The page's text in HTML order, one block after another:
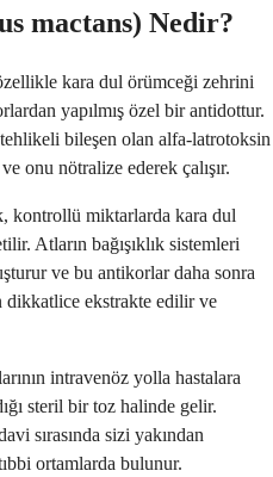
mactans) Nedir?
kara dul örümceği zehrini
yapılmış özel bir antidottur.
bileşen olan alfa-latrotoksin
onu nötralize ederek çalışır.
kontrollü miktarlarda kara dul
Atların bağışıklık sistemleri
ve bu antikorlar daha sonra
dikkatlice ekstrakte edilir ve
intravenöz yolla hastalara
steril bir toz halinde gelir.
sırasında sizi yakından
ortamlarda bulunur.